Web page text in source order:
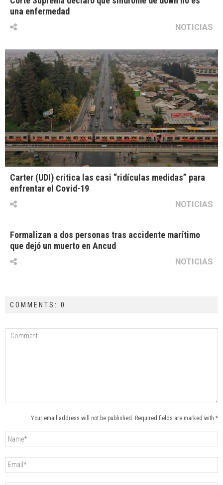
una enfermedad
NOTICIAS
Carter (UDI) critica las casi “ridículas medidas” para
enfrentar el Covid-19
NOTICIAS
Formalizan a dos personas tras accidente marítimo
que dejó un muerto en Ancud
NOTICIAS
COMMENTS: 0
Your email address will not be published. Required fields are marked with *